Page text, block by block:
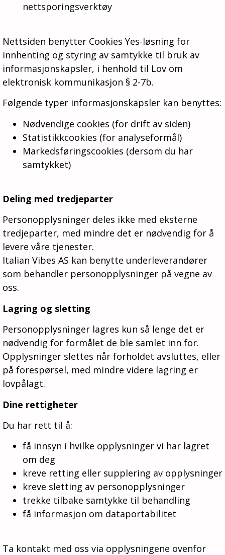
nettsporingsverktøy
Nettsiden benytter Cookies Yes-løsning for
innhenting og styring av samtykke til bruk av
informasjonskapsler, i henhold til Lov om
elektronisk kommunikasjon § 2-7b.
Følgende typer informasjonskapsler kan benyttes:
Nødvendige cookies (for drift av siden)
Statistikkcookies (for analyseformål)
Markedsføringscookies (dersom du har
samtykket)
Deling med tredjeparter
Personopplysninger deles ikke med eksterne
tredjeparter, med mindre det er nødvendig for å
levere våre tjenester.
Italian Vibes AS kan benytte underleverandører
som behandler personopplysninger på vegne av
oss.
Lagring og sletting
Personopplysninger lagres kun så lenge det er
nødvendig for formålet de ble samlet inn for.
Opplysninger slettes når forholdet avsluttes, eller
på forespørsel, med mindre videre lagring er
lovpålagt.
Dine rettigheter
Du har rett til å:
få innsyn i hvilke opplysninger vi har lagret
om deg
kreve retting eller supplering av opplysninger
kreve sletting av personopplysninger
trekke tilbake samtykke til behandling
få informasjon om dataportabilitet
Ta kontakt med oss via opplysningene ovenfor